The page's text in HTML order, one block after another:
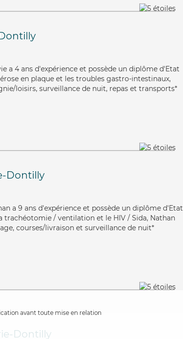
a 4 ans d'expérience et possède un diplôme d'Etat
en plaque et les troubles gastro-intestinaux,
loisirs, surveillance de nuit, repas et transports*
Dontilly
a 9 ans d'expérience et possède un diplôme d'Etat
trachéotomie / ventilation et le HIV / Sida, Nathan
courses/livraison et surveillance de nuit*
avant toute mise en relation
Dontilly